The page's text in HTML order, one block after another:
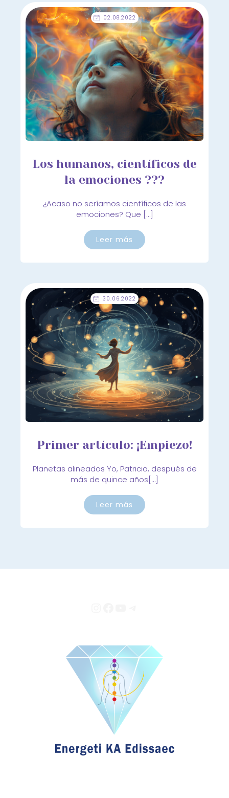
02.08.2022
Los humanos, científicos de
la emociones ???
¿Acaso no seríamos científicos de las
emociones? Que […]
Leer más
30.06.2022
Primer artículo: ¡Empiezo!
Planetas alineados Yo, Patricia, después de
más de quince años[…]
Leer más